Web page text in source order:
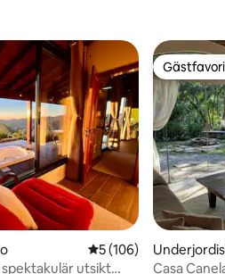
5 av 5 i
5 (106)
utsikt
la
Casa